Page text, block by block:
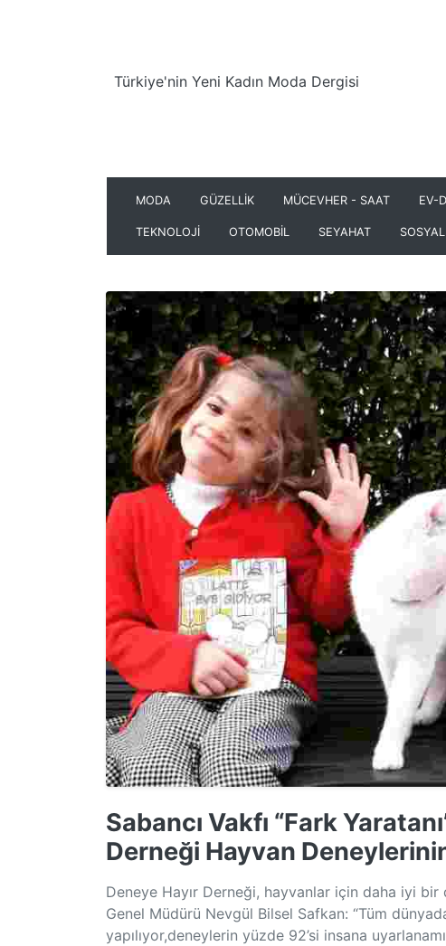
Türkiye'nin Yeni Kadın Moda Dergisi
MODA GÜZELLİK MÜCEVHER - SAAT EV-
TEKNOLOJİ OTOMOBİL SEYAHAT
Sabancı Vakfı “Fark
Derneği Hayvan
Deneye Hayır Derneği, hayvanlar için daha iyi bir
Genel Müdürü Nevgül Bilsel Safkan: “Tüm
yapılıyor,deneylerin yüzde 92’si insana